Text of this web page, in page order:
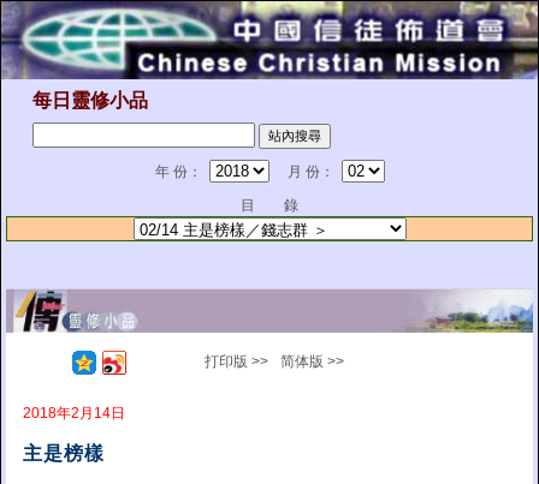
每日靈修小品
年 份：
月 份：
目 錄
打印版 >> 简体版 >>
2018年2月14日
主是榜樣